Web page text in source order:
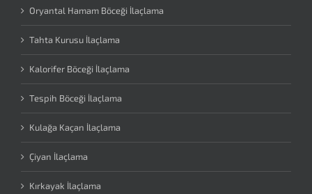
Oryantal Hamam Böceği İlaçlama
Tahta Kurusu İlaçlama
Kalorifer Böceği İlaçlama
Tespih Böceği İlaçlama
Kulağa Kaçan İlaçlama
Çiyan İlaçlama
Kırkayak İlaçlama